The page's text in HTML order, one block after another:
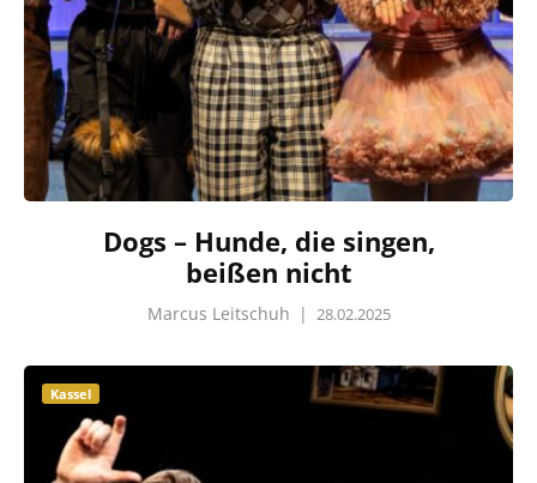
Dogs – Hunde, die singen,
beißen nicht
Marcus Leitschuh | 28.02.2025
Kassel